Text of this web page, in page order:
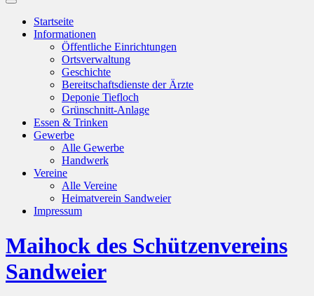
Suchfeld
ein-/ausblenden
Startseite
Informationen
Öffentliche Einrichtungen
Ortsverwaltung
Geschichte
Bereitschaftsdienste der Ärzte
Deponie Tiefloch
Grünschnitt-Anlage
Essen & Trinken
Gewerbe
Alle Gewerbe
Handwerk
Vereine
Alle Vereine
Heimatverein Sandweier
Impressum
Maihock des Schützenvereins
Sandweier